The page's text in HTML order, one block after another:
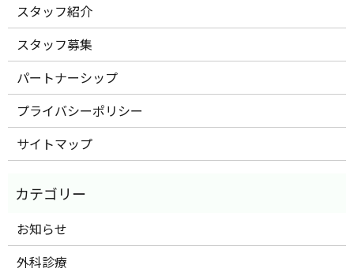
スタッフ紹介
スタッフ募集
パートナーシップ
プライバシーポリシー
サイトマップ
お知らせ
外科診療